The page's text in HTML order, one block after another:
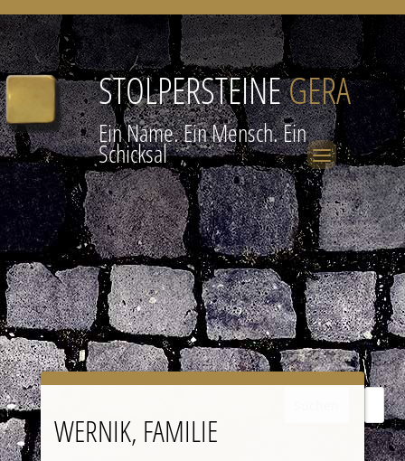
STOLPERSTEINEGERA
Ein Name. Ein Mensch. Ein
Schicksal
WERNIK, FAMILIE